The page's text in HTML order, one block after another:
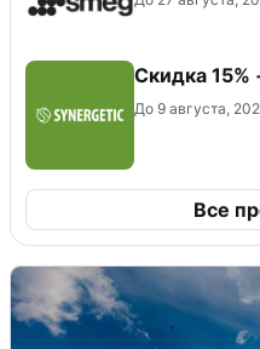
Скидка 15%
До 9 августа,
Все